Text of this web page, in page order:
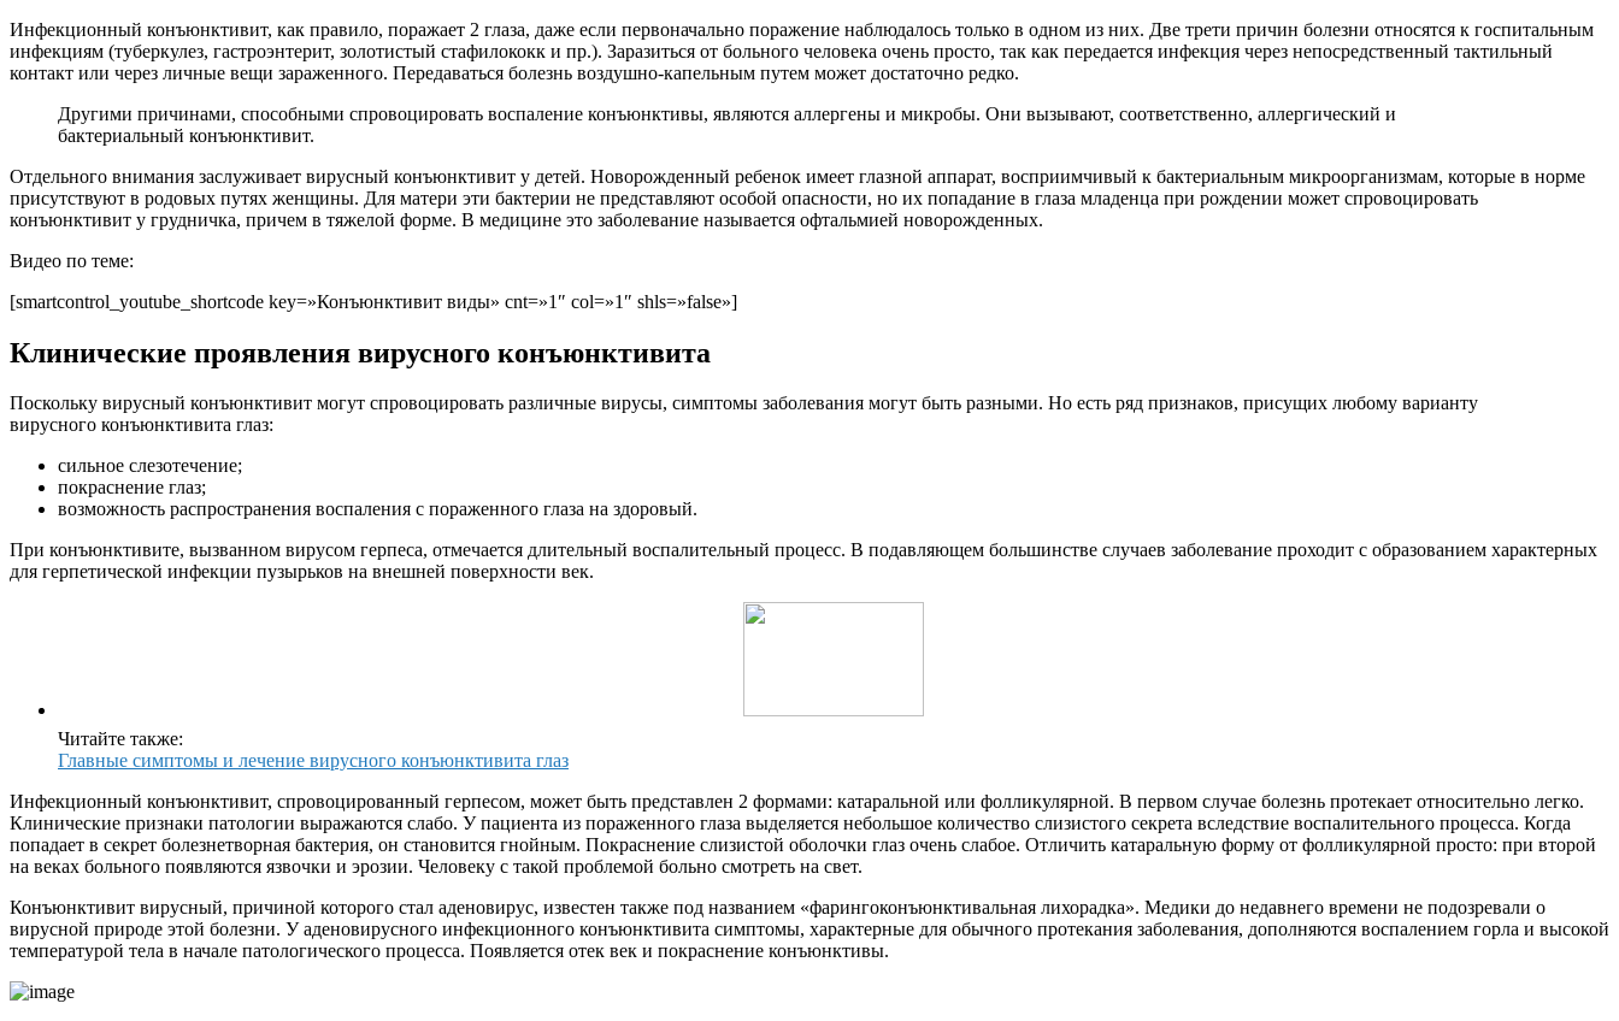
Инфекционный конъюнктивит, как правило, поражает 2 глаза, даже если первоначально поражение наблюдалось только в одном из них. Две трети причин болезни относятся к госпитальным
инфекциям (туберкулез, гастроэнтерит, золотистый стафилококк и пр.). Заразиться от больного человека очень просто, так как передается инфекция через непосредственный тактильный
контакт или через личные вещи зараженного. Передаваться болезнь воздушно-капельным путем может достаточно редко.
Другими причинами, способными спровоцировать воспаление конъюнктивы, являются аллергены и микробы. Они вызывают, соответственно, аллергический и
бактериальный конъюнктивит.
Отдельного внимания заслуживает вирусный конъюнктивит у детей. Новорожденный ребенок имеет глазной аппарат, восприимчивый к бактериальным микроорганизмам, которые в норме
присутствуют в родовых путях женщины. Для матери эти бактерии не представляют особой опасности, но их попадание в глаза младенца при рождении может спровоцировать
конъюнктивит у грудничка, причем в тяжелой форме. В медицине это заболевание называется офтальмией новорожденных.
Видео по теме:
[smartcontrol_youtube_shortcode key=»Конъюнктивит виды» cnt=»1″ col=»1″ shls=»false»]
Клинические проявления вирусного конъюнктивита
Поскольку вирусный конъюнктивит могут спровоцировать различные вирусы, симптомы заболевания могут быть разными. Но есть ряд признаков, присущих любому варианту
вирусного конъюнктивита глаз:
сильное слезотечение;
покраснение глаз;
возможность распространения воспаления с пораженного глаза на здоровый.
При конъюнктивите, вызванном вирусом герпеса, отмечается длительный воспалительный процесс. В подавляющем большинстве случаев заболевание проходит с образованием характерных
для герпетической инфекции пузырьков на внешней поверхности век.
Читайте также:
Главные симптомы и лечение вирусного конъюнктивита глаз
Инфекционный конъюнктивит, спровоцированный герпесом, может быть представлен 2 формами: катаральной или фолликулярной. В первом случае болезнь протекает относительно легко.
Клинические признаки патологии выражаются слабо. У пациента из пораженного глаза выделяется небольшое количество слизистого секрета вследствие воспалительного процесса. Когда
попадает в секрет болезнетворная бактерия, он становится гнойным. Покраснение слизистой оболочки глаз очень слабое. Отличить катаральную форму от фолликулярной просто: при второй
на веках больного появляются язвочки и эрозии. Человеку с такой проблемой больно смотреть на свет.
Конъюнктивит вирусный, причиной которого стал аденовирус, известен также под названием «фарингоконъюнктивальная лихорадка». Медики до недавнего времени не подозревали о
вирусной природе этой болезни. У аденовирусного инфекционного конъюнктивита симптомы, характерные для обычного протекания заболевания, дополняются воспалением горла и высокой
температурой тела в начале патологического процесса. Появляется отек век и покраснение конъюнктивы.